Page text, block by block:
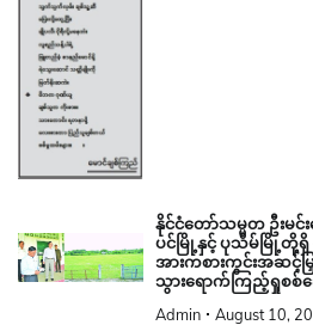
နိုင်ငံတော်သမ္မတ ဦးမ
ပင်မြို့နှင့် ပုသိမ်မြို့တို့ရှိ
အားကစားကွင်းအဆင့်မ
သွားရောက်ကြည့်ရှုစစ်
Admin August 10,